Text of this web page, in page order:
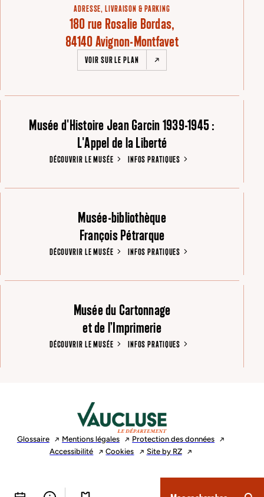
ADRESSE, LIVRAISON & PARKING
180 rue Rosalie Bordas,
84140 Avignon-Montfavet
VOIR SUR LE PLAN
Musée d'Histoire Jean Garcin 1939-1945 :
L'Appel de la Liberté
DÉCOUVRIR LE MUSÉE INFOS PRATIQUES
Musée-bibliothèque
François Pétrarque
DÉCOUVRIR LE MUSÉE INFOS PRATIQUES
Musée du Cartonnage
et de l’Imprimerie
DÉCOUVRIR LE MUSÉE INFOS PRATIQUES
Glossaire Mentions légales Protection desdonnées
Accessibilité
Cookies Site by RZ